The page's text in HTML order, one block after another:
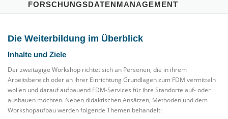
LANDESKONZEPT SERVICES & INFORMATIONEN
KOMPETENZEN & VERANSTALTUNGEN
FORSCHUNGSDATENMANAGEMENT
Die Weiterbildung im Überblick
Inhalte und Ziele
Der zweitägige Workshop richtet sich an Personen, die in ihrem
Arbeitsbereich oder an ihrer Einrichtung Grundlagen zum FDM vermitteln
wollen und darauf aufbauend FDM-Services für ihre Standorte auf- oder
ausbauen möchten. Neben didaktischen Ansätzen, Methoden und dem
Workshopaufbau werden folgende Themen behandelt: